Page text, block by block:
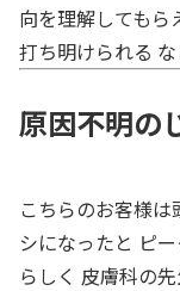
向を理解してもら
打ち明けられる
原因不明の
こちらのお客様
シになったと ピ
らしく 皮膚科の